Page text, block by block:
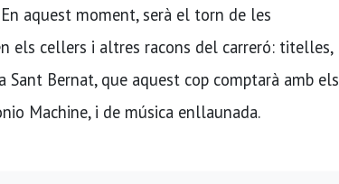
aquest moment, serà el torn de les
els cellers i altres racons del carreró: titelles,
Bernat, que aquest cop comptarà amb els
Machine, i de música enllaunada.